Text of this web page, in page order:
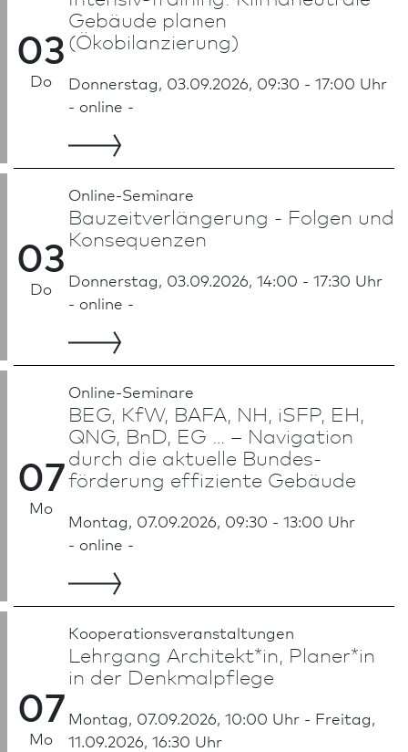
03
Do
Gebäude planen
(Ökobilanzierung)
Donnerstag, 03.09.2026, 09:30 - 17:00 Uhr
- online -
03
Do
Online-Seminare
Bauzeitverlängerung - Folgen und
Konsequenzen
Donnerstag, 03.09.2026, 14:00 - 17:30 Uhr
- online -
07
Mo
Online-Seminare
BEG, KfW, BAFA, NH, iSFP, EH,
QNG, BnD, EG … – Navigation
durch die aktuelle Bundes­
förderung effiziente Gebäude
Montag, 07.09.2026, 09:30 - 13:00 Uhr
- online -
07
Mo
Kooperationsveranstaltungen
Lehrgang Architekt*in, Planer*in
in der Denkmal­pflege
Montag, 07.09.2026, 10:00 Uhr - Freitag,
11.09.2026, 16:30 Uhr